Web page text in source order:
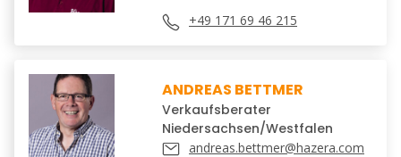
+49 171 69 46 215
ANDREAS BETTMER
Verkaufsberater
Niedersachsen/Westfalen
andreas.bettmer@hazera.com